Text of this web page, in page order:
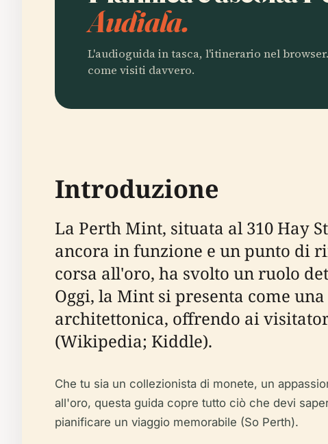
Audiala.
L'audioguida in tasca, l'itinerario nel
come visiti davvero.
Introduzione
La Perth Mint, situata al 310 Hay
ancora in funzione e un punto di
corsa all'oro, ha svolto un ruolo
Oggi, la Mint si presenta come
architettonica, offrendo ai
(Wikipedia; Kiddle).
Che tu sia un collezionista di monete, un
all'oro, questa guida copre tutto ciò che devi
pianificare un viaggio memorabile (So Perth).